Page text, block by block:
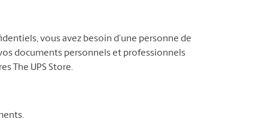
vous avez besoin d’une personne de
documents personnels et professionnels
The UPS Store.